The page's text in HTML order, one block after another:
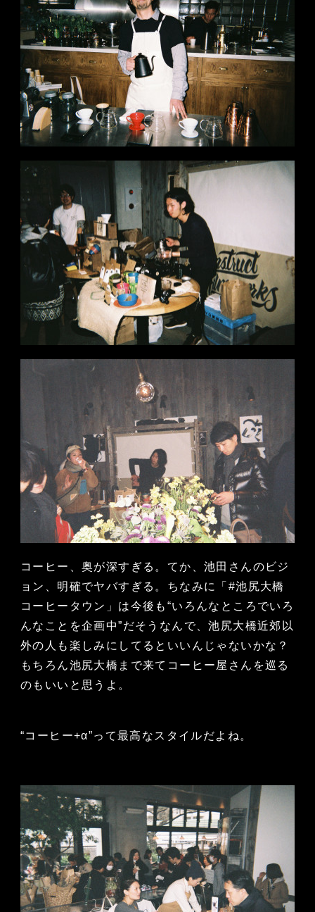
コーヒー、奥が深すぎる。てか、池田さんのビジ
ョン、明確でヤバすぎる。ちなみに「#池尻大橋
コーヒータウン」は今後も“いろんなところでいろ
んなことを企画中”だそうなんで、池尻大橋近郊以
外の人も楽しみにしてるといいんじゃないかな？
もちろん池尻大橋まで来てコーヒー屋さんを巡る
のもいいと思うよ。
“コーヒー+α”って最高なスタイルだよね。